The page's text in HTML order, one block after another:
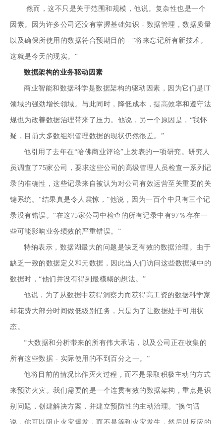
然而，这不只是关于范围和规模，他说。复杂性也是一个
因素。因为许多公司还没有掌握基础知识 - 数据管理，数据质量
以及确保所使用的数据符合预期目的 - “将来忘记所有新技术。
这就是今天的现实。“
数据架构的业务驱动因素
商业智能和数据科学是数据架构的驱动因素，因为它们是IT
领域的强劲增长领域。与此同时，降低成本，提高效率和遵守法
规也为改善数据治理带来了压力。他说，另一个原因是，“我怀
疑，目前大多数组织管理数据的现状仍然很差。”
他引用了去年在“哈佛商业评论”上发表的一项研究。研究人
员调查了75家公司，要求这些公司的高级管理人员检查一系列记
录的准确性，这些记录来自被认为对公司有效运营至关重要的关
键系统。“结果真是令人震惊，”他说，因为一百个中只有三个记
录没有错误。“在这75家公司中检查的所有记录中有97％存在一
些可能影响业务绩效的严重错误。”
特纳表示， 数据湖最大的问题是缺乏有效的数据治理。由于
缺乏一致的数据定义和元数据，因此当人们访问这些数据湖中的
数据时，“他们并没有得到最模糊的想法。”
他说，为了从数据中获得洞察力而获得高工资的数据科学家
却花费大部分时间做低级别任务，只是为了让数据处于可用状
态。
“大数据和分析带来的所有伟大承诺，以及公司正在收集的
所有这些数据 - 实际使用的不到百分之一。”
他将目前的情况比作灭火过程，而不是采取积极主动的方式
来预防火灾。我们需要的是一个连贯有效的数据架构，重点是识
别问题，创建解决方案，并建立预防性的主动治理。“换句话
说，你可以阻止火灾爆发，而不是等到火灾发生，然后以反应的